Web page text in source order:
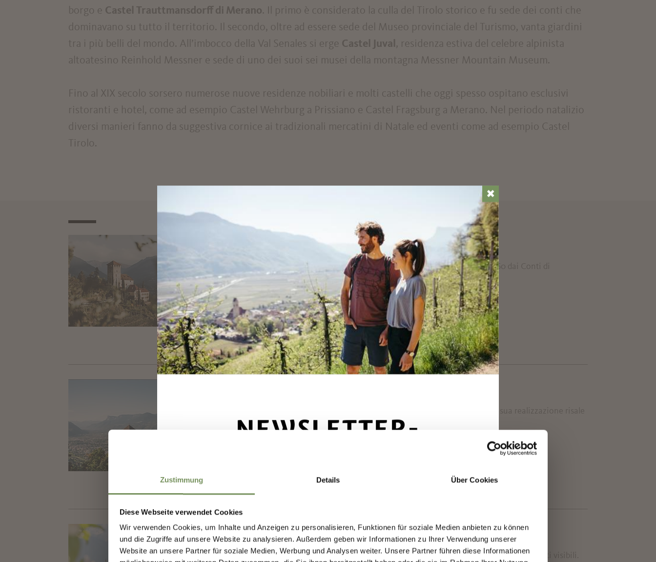
Zustimmung Details Über Cookies
Diese Webseite verwendet Cookies
Wir verwenden Cookies, um Inhalte und Anzeigen zu personalisieren, Funktionen für soziale Medien anbieten zu können
und die Zugriffe auf unsere Website zu analysieren. Außerdem geben wir Informationen zu Ihrer Verwendung unserer
Website an unsere Partner für soziale Medien, Werbung und Analysen weiter. Unsere Partner führen diese Informationen
borgo e Castel Trauttmansdorff di Merano. Il primo è considerato la culla del Tirolo storico e fu sede dei conti che
dominavano su tutto il territorio. Il secondo, oltre ad essere sede del Museo provinciale del Turismo, vanta giardini
tra i più belli del mondo. All’imbocco della Val Senales si erge Castel Juval , residenza estiva del celebre alpinista
altoatesino Reinhold Messner e sede di uno dei suoi sei musei della montagna Messner Mountain Museum.
Fino al XIX secolo sorsero numerose nuove residenze nobiliari e molti castelli che oggi spesso ospitano esclusivi
ristoranti e hotel, come ad esempio Castel Wehrburg a Prissiano e Castel Fragsburg a Merano. Nel periodo natalizio
diversi manieri fanno da suggestiva cornice ai tradizionali mercatini di Natale ed eventi come ad esempio Castel
Tirolo.
Castel Lebenberg, uno dei gioielli storici e culturali dl Burgraviato. Edificato nel 1260 dai Conti di
Marlengo. Complesso vasto ed armonioso con cappella a ...
T+39 320 401 851 1
anouschkavanrossem@gmail.com
www.lanaregion.it
LEGGI DI PIÙ
alla seconda metà dell'XI secolo. Oggi, Castel ...
IL CASTELLO DI SCENA
La possente costruzione di Castel Schenna sopra Merano è ancora circondata in parte da fossati visibili.
✖
NEWSLETTER-
Scoprite il meglio di Marlengo! 🌄
Iscriviti subito alla nostra newsletter e sarai il primo a
conoscere offerte esclusive, eventi speciali e consigli